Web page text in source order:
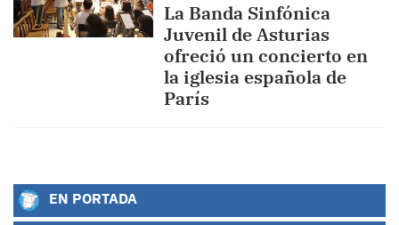
La Banda Sinfónica
Juvenil de Asturias
ofreció un concierto en
la iglesia española de
París
EN PORTADA